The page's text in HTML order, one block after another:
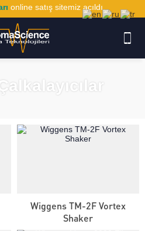
online satış sitemiz açıldı.
Wiggens TM-2F Vortex
Shaker